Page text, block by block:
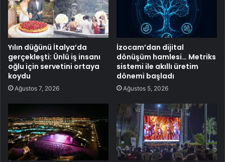
Yılın düğünü İtalya’da
gerçekleşti: Ünlü iş insanı
oğlu için servetini ortaya
koydu
Ağustos 7, 2026
İzocam’dan dijital
dönüşüm hamlesi… Metriks
sistemi ile akıllı üretim
dönemi başladı
Ağustos 5, 2026